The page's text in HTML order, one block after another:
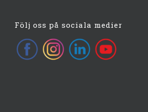
Följ oss på sociala medier